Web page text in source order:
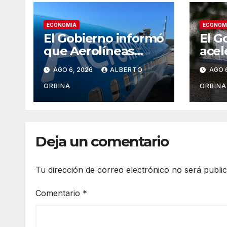
ECONOMIA
El Gobierno informó
que Aerolíneas
Argentinas dio
utilidades por
segundo año y
pagará el impuesto
historia
AGO 6, 2026 ALBERTO
ORBINA
El
de
AGO
ORBINA
Deja un comentario
Tu dirección de correo electrónico no será
Comentario *